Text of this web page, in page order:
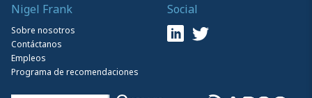
Nigel Frank
Sobre nosotros
Contáctanos
Empleos
Programa de recomendaciones
Social